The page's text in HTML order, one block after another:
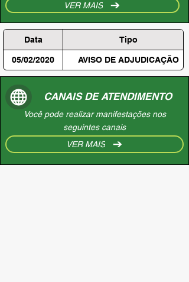
VER MAIS
Data Tipo
05/02/2020 AVISO DE ADJUDICAÇÃO
CANAIS DE ATENDIMENTO
Você pode realizar manifestações nos
seguintes canais
VER MAIS